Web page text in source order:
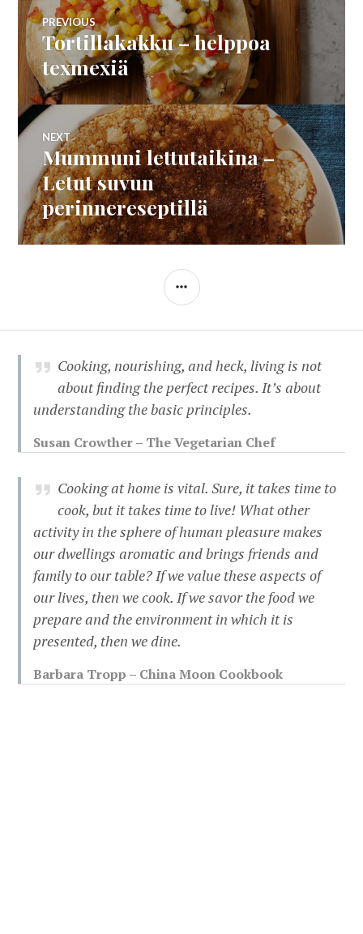
Artikkelien
selaus
PREVIOUS
Previous
post:
Tortillakakku – helppoa
texmexiä
NEXT
Next
post:
Mummuni lettutaikina –
Letut suvun
perinnereseptillä
SIDEBAR
Cooking, nourishing, and heck, living is not
about finding the perfect recipes. It’s about
understanding the basic principles.
Susan Crowther – The Vegetarian Chef
Cooking at home is vital. Sure, it takes time to
cook, but it takes time to live! What other
activity in the sphere of human pleasure makes
our dwellings aromatic and brings friends and
family to our table? If we value these aspects of
our lives, then we cook. If we savor the food we
prepare and the environment in which it is
presented, then we dine.
Barbara Tropp – China Moon Cookbook